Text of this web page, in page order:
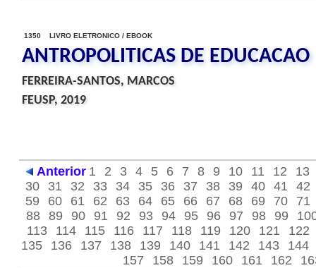
1350 LIVRO ELETRONICO / EBOOK
ANTROPOLITICAS DE EDUCACAO
FERREIRA-SANTOS, MARCOS
FEUSP, 2019
Anterior 1 2 3 4 5 6 7 8 9 10 11 12
13
30
31 32 33 34 35 36 37 38 39 40 41
42
59
60 61 62 63 64 65 66 67 68 69 70
71
88 89 90 91 92 93 94 95 96 97 98 99
113
114 115 116 117 118 119 120 121
122
135
136 137 138 139 140 141 142 143
144
157
158 159 160 161 162